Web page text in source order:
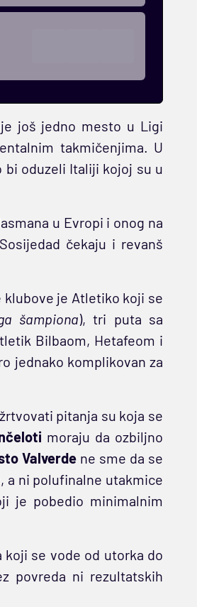
još jedno mesto u Ligi
takmičenjima. U
bi oduzeli Italiji kojoj su u
u Evropi i onog na
čekaju i revanš
klubove je Atletiko koji se
šampiona), tri puta sa
Bilbaom, Hetafeom i
jednako komplikovan za
pitanja su koja se
moraju da ozbiljno
Valverdene sme da se
a ni polufinalne utakmice
je pobedio minimalnim
koji se vode od utorka do
povreda ni rezultatskih